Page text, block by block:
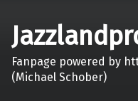
Fanpage powered by
(Michael Schober)